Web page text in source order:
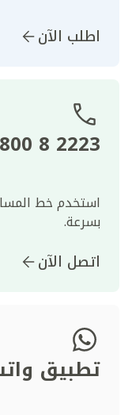
اطلب الآن
2223 8 800
استخدم خط
بسرعة.
اتصل الآن
تطبيق